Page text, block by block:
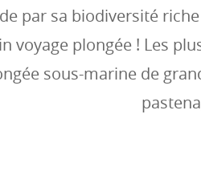
de par sa biodiversité
voyage plongée ! Les
sous-marine de